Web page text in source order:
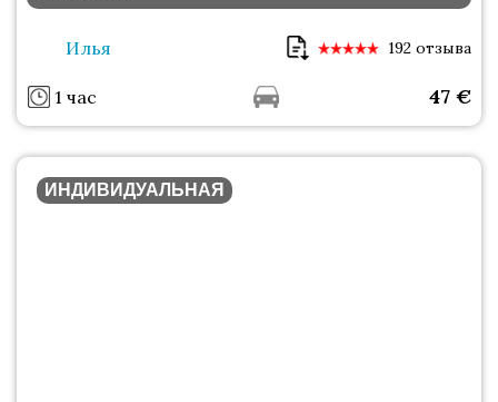
Илья 192 отзыва
1 час 47 €
ИНДИВИДУАЛЬНАЯ